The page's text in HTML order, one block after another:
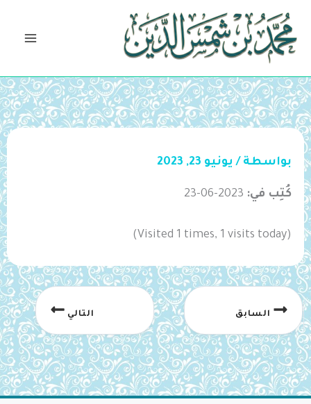
تخطي
المحتوى
بواسطة / يونيو 23, 2023
كُتِب في: 2023-06-23
(Visited 1 times, 1 visits today)
السابق التالي